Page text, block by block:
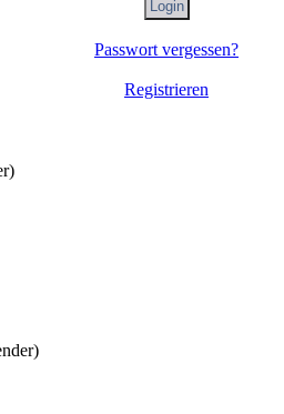
Passwort vergessen?
Registrieren